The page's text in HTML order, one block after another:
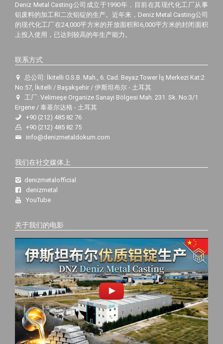
Deniz Metal Casting公司成立于1990年，目前在其现代化工厂从事
铝废料的加工和二次铝锭的生产。近年来，Deniz Metal Casting公司
的现代化工厂在24,000平方米的开放面积和6,000平方米的封闭面积
上投入使用，已达到较高的年生产能力。
联系方式
总公司: İkitelli O.S.B. Mah., 6. Cad. Beyaz Tower İş Merkezi Kat:2
No:57, İkitelli / Başakşehir / 伊斯坦布尔 - 土耳其
工厂: Velimeşe Organize Sanayi Bölgesi Mah. 231. Sk. No:3/1
Ergene / 泰基尔达格 - 土耳其
+90 (212) 485 82 76
+90 (212) 485 82 75
info@denizmetaldokum.com
我们在社交媒体上
denizmetalofficial
denizmetal
YouTube
关于我们的电影